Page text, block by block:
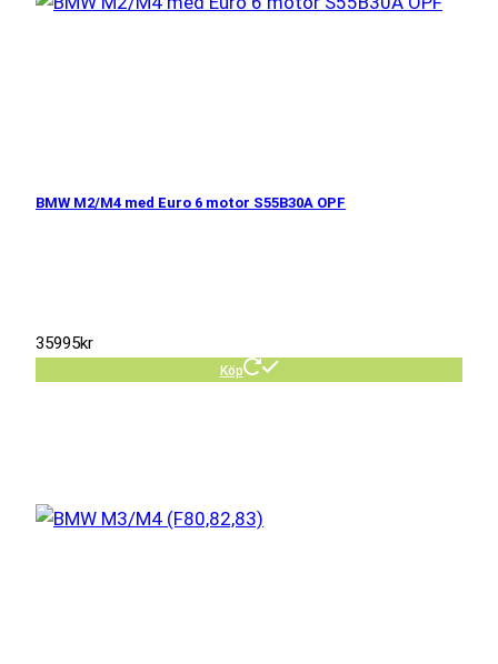
BMW M2/M4 med Euro 6 motor S55B30A OPF
35995kr
Köp